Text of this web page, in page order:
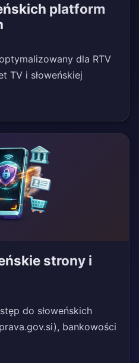
platform
dla RTV
TV i słoweńskiej
strony i
do słoweńskich
bankowości